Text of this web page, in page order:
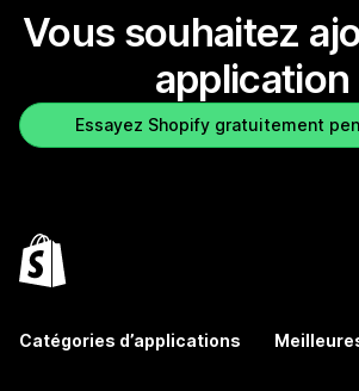
Vous souhaitez
application
Essayez Shopify gratuitement
Catégories d’applications